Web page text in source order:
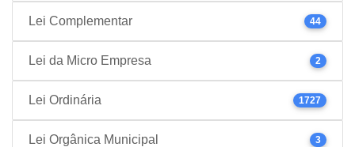
Lei Complementar 44
Lei da Micro Empresa 2
Lei Ordinária 1727
Lei Orgânica Municipal 3